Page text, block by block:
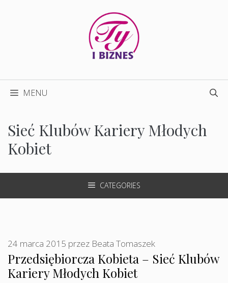
MENU
Sieć Klubów Kariery Młodych
Kobiet
CATEGORIES
Przedsiębiorcza Kobieta – Sieć Klubów
Kariery Młodych Kobiet
24 marca 2015 przez Beata Tomaszek